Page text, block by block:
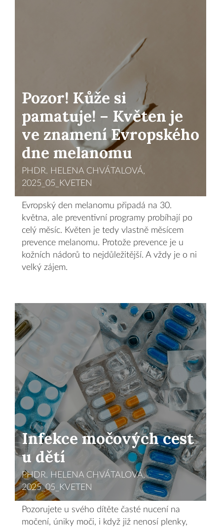
Pozor! Kůže si
pamatuje! – Květen je
ve znamení Evropského
dne melanomu
PHDR. HELENA CHVÁTALOVÁ,
2025_05_KVETEN
Evropský den melanomu připadá na 30.
května, ale preventivní programy probíhají po
celý měsíc. Květen je tedy vlastně měsícem
prevence melanomu. Protože prevence je u
kožních nádorů to nejdůležitější. A vždy je o ni
velký zájem.
Infekce močových cest
u dětí
PHDR. HELENA CHVÁTALOVÁ,
2025_05_KVETEN
Pozorujete u svého dítěte časté nucení na
močení, úniky moči, i když již nenosí plenky,